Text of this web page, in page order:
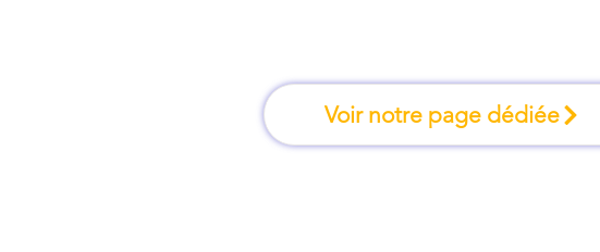
Voir notre page dédiée